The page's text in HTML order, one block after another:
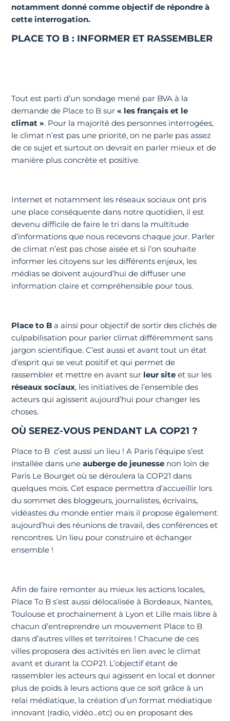
notamment donné comme objectif de répondre à
cette interrogation.
PLACE TO B : INFORMER ET RASSEMBLER
Tout est parti d’un sondage mené par BVA à la
demande de Place to B sur« les français et le
climat ». Pour la majorité des personnes interrogées,
le climat n’est pas une priorité, on ne parle pas assez
de ce sujet et surtout on devrait en parler mieux et de
manière plus concrète et positive.
Internet et notamment les réseaux sociaux ont pris
une place conséquente dans notre quotidien, il est
devenu difficile de faire le tri dans la multitude
d’informations que nous recevons chaque jour. Parler
de climat n’est pas chose aisée et si l’on souhaite
informer les citoyens sur les différents enjeux, les
médias se doivent aujourd’hui de diffuser une
information claire et compréhensible pour tous.
Place to B a ainsi pour objectif de sortir des clichés de
culpabilisation pour parler climat différemment sans
jargon scientifique. C’est aussi et avant tout un état
d’esprit qui se veut positif et qui permet de
rassembler et mettre en avant sur leur site et sur les
réseaux sociaux, les initiatives de l’ensemble des
acteurs qui agissent aujourd’hui pour changer les
choses.
OÙ SEREZ-VOUS PENDANT LA COP21 ?
Place to B c’est aussi un lieu ! A Paris l’équipe s’est
installée dans une auberge de jeunesse non loin de
Paris Le Bourget où se déroulera la COP21 dans
quelques mois. Cet espace permettra d’accueillir lors
du sommet des bloggeurs, journalistes, écrivains,
vidéastes du monde entier mais il propose également
aujourd’hui des réunions de travail, des conférences et
rencontres. Un lieu pour construire et échanger
ensemble !
Afin de faire remonter au mieux les actions locales,
Place To B s’est aussi délocalisée à Bordeaux, Nantes,
Toulouse et prochainement à Lyon et Lille mais libre à
chacun d’entreprendre un mouvement Place to B
dans d’autres villes et territoires ! Chacune de ces
villes proposera des activités en lien avec le climat
avant et durant la COP21. L’objectif étant de
rassembler les acteurs qui agissent en local et donner
plus de poids à leurs actions que ce soit grâce à un
relai médiatique, la création d’un format médiatique
innovant (radio, vidéo…etc) ou en proposant des